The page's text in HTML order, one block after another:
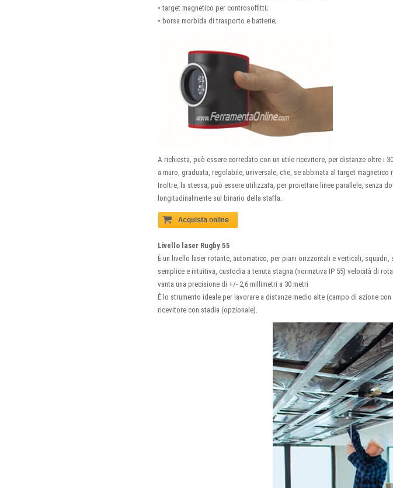
• target magnetico per controsoffitti;
• borsa morbida di trasporto e batterie;
A richiesta, può essere corredato con un utile ricevitore, per distanze oltre i
a muro, graduata, regolabile, universale, che, se abbinata al target
Inoltre, la stessa, può essere utilizzata, per proiettare linee parallele, senza
longitudinalmente sul binario della staffa.
Livello laser Rugby 55
È un livello laser rotante, automatico, per piani orizzontali e verticali,
semplice e intuitiva, custodia a tenuta stagna (normativa IP 55) velocità di
vanta una precisione di +/- 2,6 millimetri a 30 metri
È lo strumento ideale per lavorare a distanze medio alte (campo di azione
ricevitore con stadia (opzionale).